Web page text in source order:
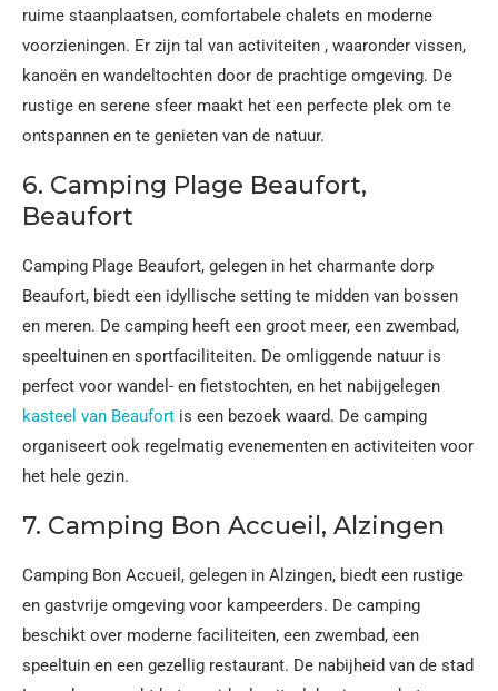
ruime staanplaatsen, comfortabele chalets en moderne
voorzieningen. Er zijn tal van activiteiten , waaronder vissen,
kanoën en wandeltochten door de prachtige omgeving. De
rustige en serene sfeer maakt het een perfecte plek om te
ontspannen en te genieten van de natuur.
6. Camping Plage Beaufort,
Beaufort
Camping Plage Beaufort, gelegen in het charmante dorp
Beaufort, biedt een idyllische setting te midden van bossen
en meren. De camping heeft een groot meer, een zwembad,
speeltuinen en sportfaciliteiten. De omliggende natuur is
perfect voor wandel- en fietstochten, en het nabijgelegen
kasteel van Beaufort is een bezoek waard. De camping
organiseert ook regelmatig evenementen en activiteiten voor
het hele gezin.
7. Camping Bon Accueil, Alzingen
Camping Bon Accueil, gelegen in Alzingen, biedt een rustige
en gastvrije omgeving voor kampeerders. De camping
beschikt over moderne faciliteiten, een zwembad, een
speeltuin en een gezellig restaurant. De nabijheid van de stad